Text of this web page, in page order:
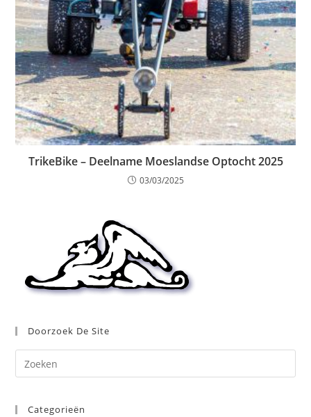
TrikeBike – Deelname Moeslandse Optocht 2025
03/03/2025
Doorzoek De Site
op
Categorieën